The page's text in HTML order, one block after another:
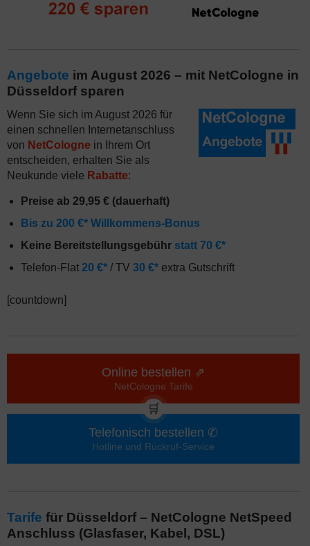
Angebote im August 2026 – mit NetCologne in
Düsseldorf sparen
Wenn Sie sich im August 2026 für
einen schnellen Internetanschluss
von NetCologne in Ihrem Ort
entscheiden, erhalten Sie als
Neukunde viele Rabatte:
Preise ab 29,95 € (dauerhaft)
Bis zu 200 €* Willkommens-Bonus
Keine Bereitstellungsgebühr statt 70 €*
Telefon-Flat 20 €* / TV 30 €* extra Gutschrift
[countdown]
Online bestellen ⇗
NetCologne Tarife
🛒
Telefonisch bestellen ✆
Hotline und Rückruf-Service
Tarife für Düsseldorf – NetCologne NetSpeed
Anschluss (Glasfaser, Kabel, DSL)